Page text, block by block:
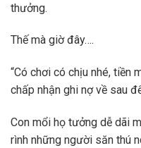
thưởng.
Thế mà giờ đây….
“Có chơi có chịu nhé, tiền
chấp nhận ghi nợ về sau
Con mổi họ tưởng dễ dãi
rình những người săn thú